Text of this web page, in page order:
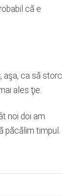
că e
aşa, ca să storc
ales ţie.
noi doi am
păcălim timpul.